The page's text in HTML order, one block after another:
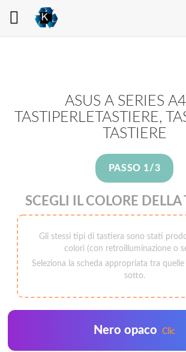
ASUS A SERIES
TASTIPERLETASTIERE,
TASTIERE
PASSO 1/3
SCEGLI IL COLORE DELLA
Gli stessi tipi di tastiera sono stati
colori (con retroilluminazione o
Seleziona la scheda appropriata tra
sotto.
Nero opaco Clic